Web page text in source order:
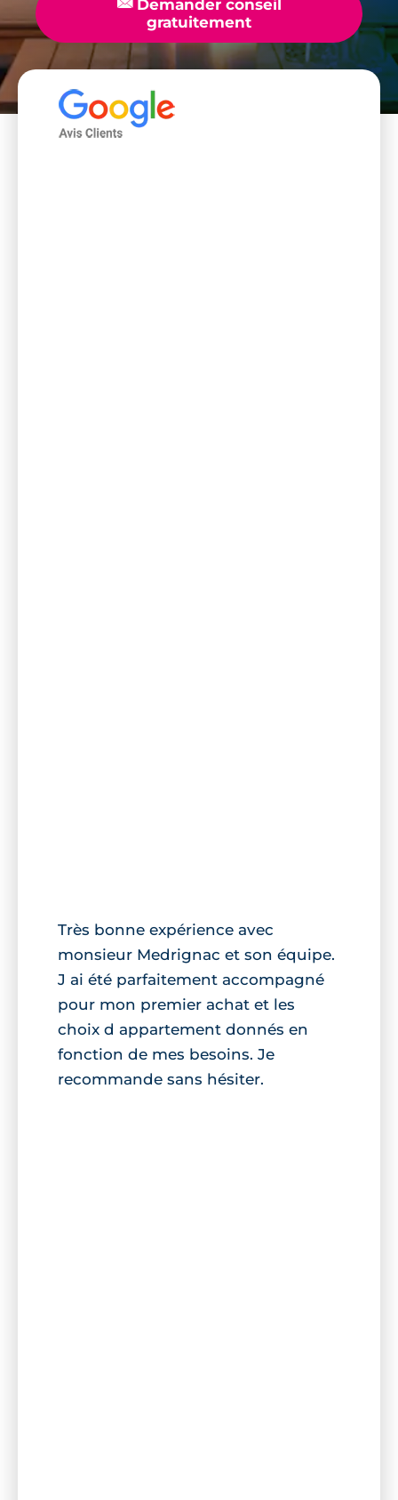
Demander conseil
gratuitement
Très bonne expérience avec
monsieur Medrignac et son équipe.
J ai été parfaitement accompagné
pour mon premier achat et les
choix d appartement donnés en
fonction de mes besoins. Je
recommande sans hésiter.